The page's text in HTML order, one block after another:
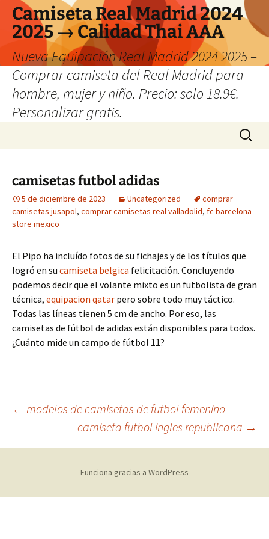
Camiseta Real Madrid 2024
2025 → Calidad Thai AAA
Nueva Equipación Real Madrid 2024 2025 –
Comprar camiseta del Real Madrid para
hombre, mujer y niño. Precio: solo 18.9€.
Personalizar gratis.
Buscar:
camisetas futbol adidas
5 de diciembre de 2023 Uncategorized
comprar
camisetas jusapol, comprar camisetas real valladolid, fc barcelona
store mexico
El Pipo ha incluído fotos de su fichajes y de los títulos que
logró en su camiseta belgica felicitación. Concluyendo
podemos decir que el volante mixto es un futbolista de gran
técnica, equipacion qatar pero sobre todo muy táctico.
Todas las líneas tienen 5 cm de ancho. Por eso, las
camisetas de fútbol de adidas están disponibles para todos.
¿Cuánto mide un campo de fútbol 11?
Navegación
de
entradas
← modelos de camisetas de futbol femenino
camiseta futbol ingles republicana →
Funciona gracias a WordPress